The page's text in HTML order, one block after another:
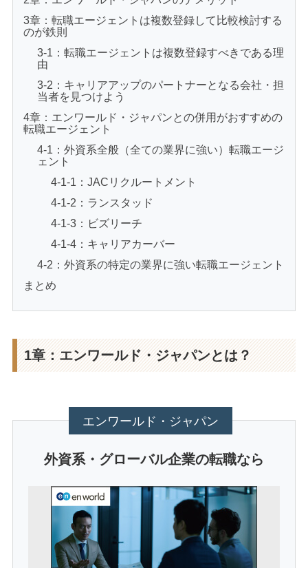
3章：転職エージェントは複数登録して比較検討する
のが鉄則
3-1：転職エージェントは複数登録すべきである理
由
3-2：キャリアアップのパートナーとなる会社・担
当者を見つけよう
4章：エンワールド・ジャパンとの併用がおすすめの
転職エージェント
4-1：外資系全般（全ての業界に強い）転職エージ
ェント
4-1-1：JACリクルートメント
4-1-2：ランスタッド
4-1-3：ビズリーチ
4-1-4：キャリアカーバー
4-2：外資系の特定の業界に強い転職エージェント
まとめ
1章：エンワールド・ジャパンとは？
エンワールド・ジャパン
外資系・グローバル企業の転職なら